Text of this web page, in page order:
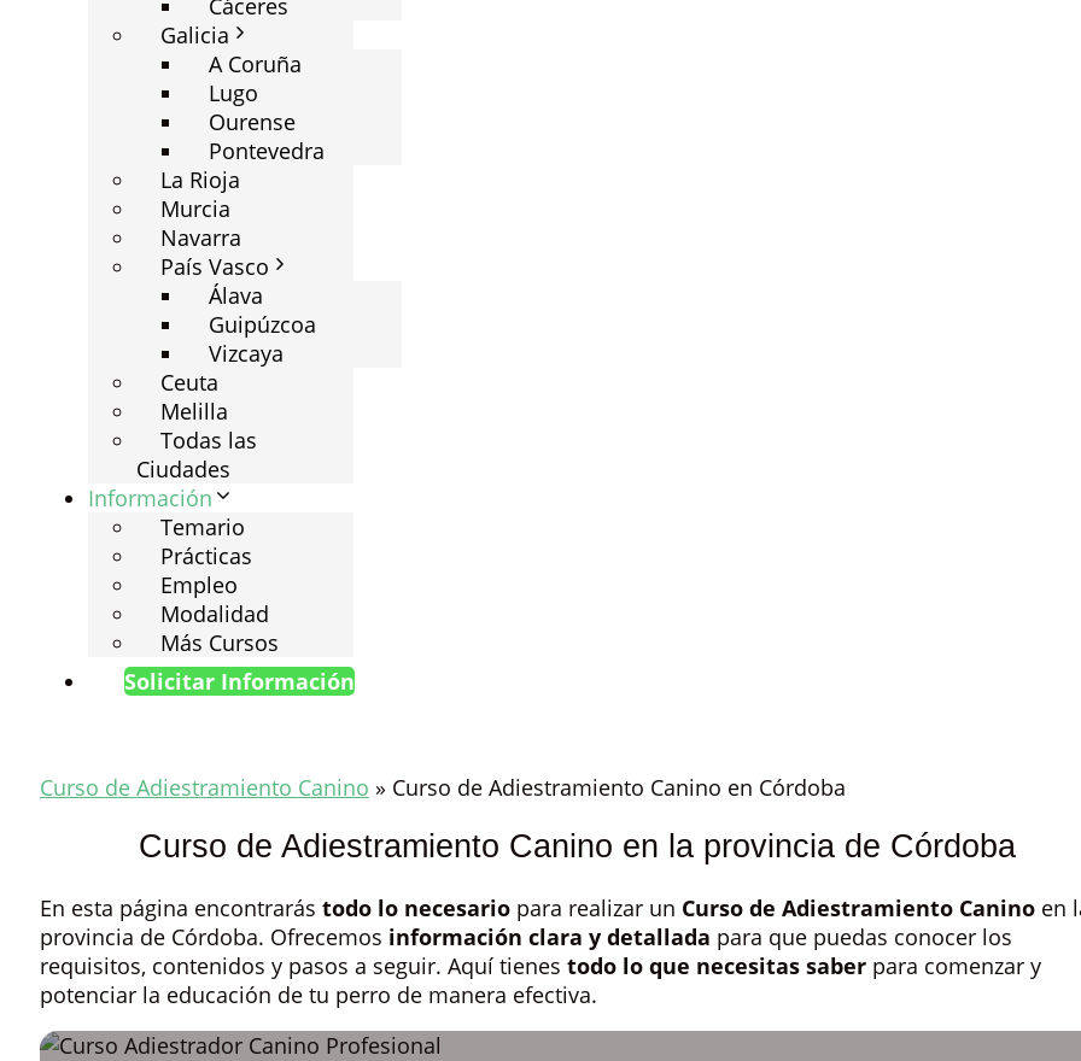
Cáceres
Galicia
A Coruña
Lugo
Ourense
Pontevedra
La Rioja
Murcia
Navarra
País Vasco
Álava
Guipúzcoa
Vizcaya
Ceuta
Melilla
Todas las
Ciudades
Información
Temario
Prácticas
Empleo
Modalidad
Más Cursos
Solicitar Información
Curso de Adiestramiento Canino » Curso de Adiestramiento Canino en Córdoba
Curso de Adiestramiento Canino en la provincia de Córdoba
En esta página encontrarás todo lo necesario para realizar un Curso de Adiestramiento Canino en
provincia de Córdoba. Ofrecemos información clara y detallada para que puedas conocer los
requisitos, contenidos y pasos a seguir. Aquí tienes todo lo que necesitas saber para comenzar y
potenciar la educación de tu perro de manera efectiva.